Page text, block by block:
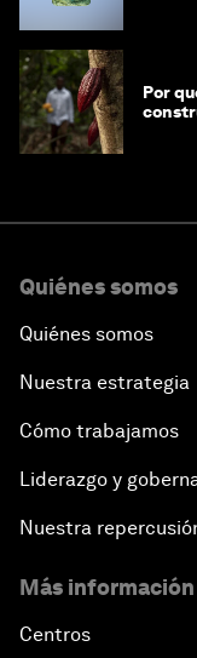
Por
Quiénes somos
Quiénes somos
Nuestra estrategia
Cómo trabajamos
Liderazgo y
Nuestra
Más
Centros